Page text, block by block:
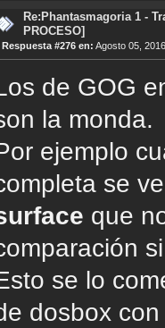
Re:Phantasmagoria 1 -
PROCESO]
Respuesta #276 en: Agosto 05,
de GOG
la monda.
ejemplo
se
que
se lo
dosbox